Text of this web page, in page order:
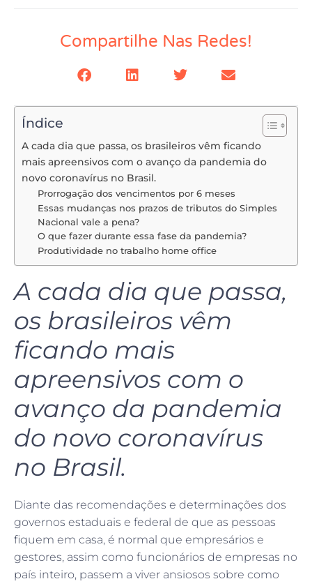
Compartilhe Nas Redes!
Índice
A cada dia que passa, os brasileiros vêm ficando
mais apreensivos com o avanço da pandemia do
novo coronavírus no Brasil.
Prorrogação dos vencimentos por 6 meses
Essas mudanças nos prazos de tributos do Simples
Nacional vale a pena?
O que fazer durante essa fase da pandemia?
Produtividade no trabalho home office
A cada dia que passa,
os brasileiros vêm
ficando mais
apreensivos com o
avanço da pandemia
do novo coronavírus
no Brasil.
Diante das recomendações e determinações dos
governos estaduais e federal de que as pessoas
fiquem em casa, é normal que empresários e
gestores, assim como funcionários de empresas no
país inteiro, passem a viver ansiosos sobre como